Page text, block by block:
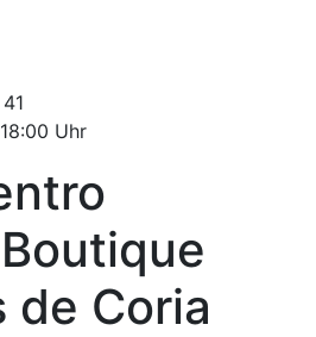
Uhr
de Coria